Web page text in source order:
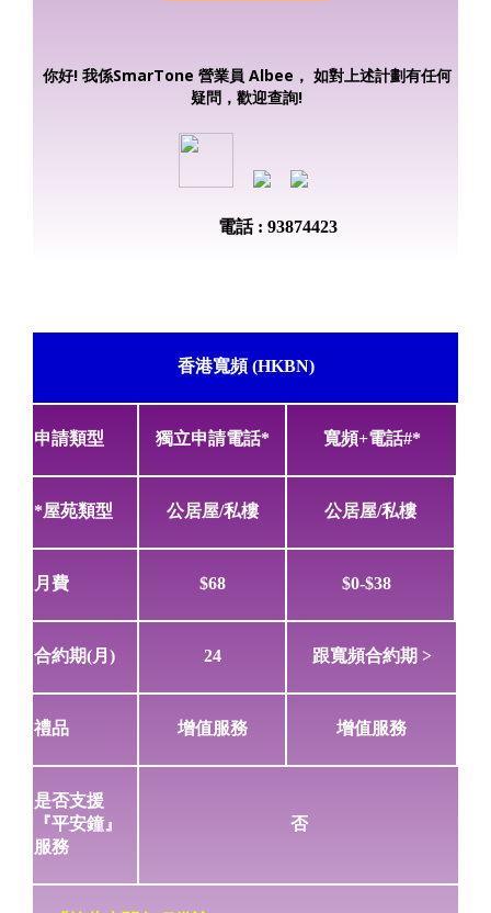
你好! 我係SmarTone 營業員 Albee， 如對上述計劃有任何
疑問，歡迎查詢!
電話 : 93874423
香港寬頻 (HKBN)
申請類型 獨立申請電話* 寬頻+電話#*
*屋苑類型 公居屋/私樓 公居屋/私樓
月費 $68 $0-$38
合約期(月) 24 跟寬頻合約期 >
禮品 增值服務 增值服務
是否支援
『平安鐘』
服務
否